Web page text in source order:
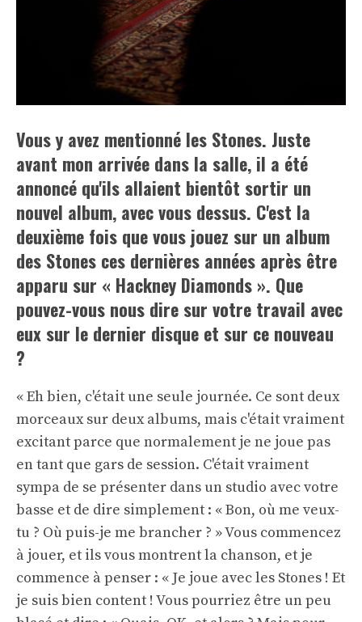
Vous y avez mentionné les Stones. Juste
avant mon arrivée dans la salle, il a été
annoncé qu'ils allaient bientôt sortir un
nouvel album, avec vous dessus. C'est la
deuxième fois que vous jouez sur un album
des Stones ces dernières années après être
apparu sur « Hackney Diamonds ». Que
pouvez-vous nous dire sur votre travail avec
eux sur le dernier disque et sur ce nouveau
?
« Eh bien, c'était une seule journée. Ce sont deux
morceaux sur deux albums, mais c'était vraiment
excitant parce que normalement je ne joue pas
en tant que gars de session. C'était vraiment
sympa de se présenter dans un studio avec votre
basse et de dire simplement : « Bon, où me veux-
tu ? Où puis-je me brancher ? » Vous commencez
à jouer, et ils vous montrent la chanson, et je
commence à penser : « Je joue avec les Stones ! Et
je suis bien content ! Vous pourriez être un peu